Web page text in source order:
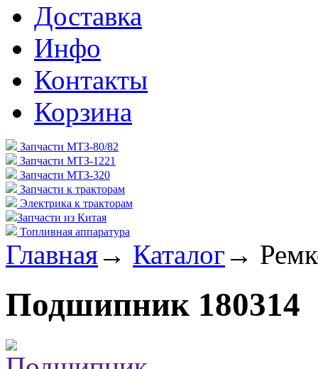
Доставка
Инфо
Контакты
Корзина
Запчасти МТЗ-80/82
Запчасти МТЗ-1221
Запчасти МТЗ-320
Запчасти к тракторам
Электрика к тракторам
Запчасти из Китая
Топливная аппаратура
Главная→ Каталог →
Подшипник 180314